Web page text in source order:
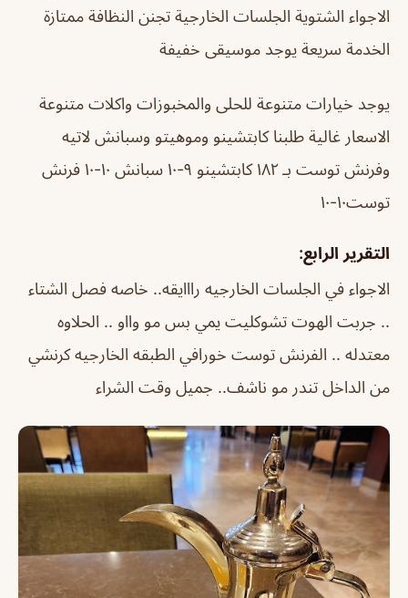
الاجواء الشتوية الجلسات الخارجية تجنن النظافة ممتازة
الخدمة سريعة يوجد موسيقى خفيفة
يوجد خيارات متنوعة للحلى والمخبوزات واكلات متنوعة
الاسعار غالية طلبنا كابتشينو وموهيتو وسبانش لاتيه
وفرنش توست بـ ١٨٢ كابتشينو ٩-١٠ سبانش ١٠-١٠ فرنش
توست١٠-١٠
التقرير الرابع:
الاجواء في الجلسات الخارجيه رااايقه.. خاصه فصل الشتاء
.. جربت الهوت تشوكليت يمي بس مو وااو .. الحلاوه
معتدله .. الفرنش توست خورافي الطبقه الخارجيه كرنشي
من الداخل تندر مو ناشف.. جميل وقت الشراء